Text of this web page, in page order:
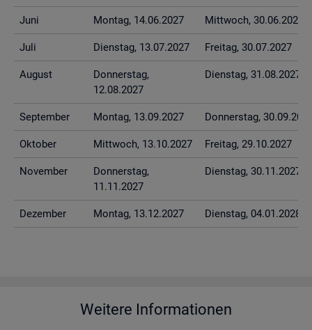
Juni Mon­tag, 14.06.2027 Mitt­woch, 30.06.2027
Juli Diens­tag, 13.07.2027 Frei­tag, 30.07.2027
Au­gust
Don­ners­tag,
12.08.2027
Diens­tag, 31.08.2027
Sep­tem­ber Mon­tag, 13.09.2027 Don­ners­tag,
Ok­to­ber Mitt­woch, 13.10.2027 Frei­tag, 29.10.2027
No­vem­ber
Don­ners­tag,
11.11.2027
Diens­tag, 30.11.2027
De­zem­ber Mon­tag, 13.12.2027 Diens­tag, 04.01.2028
Weitere Informationen